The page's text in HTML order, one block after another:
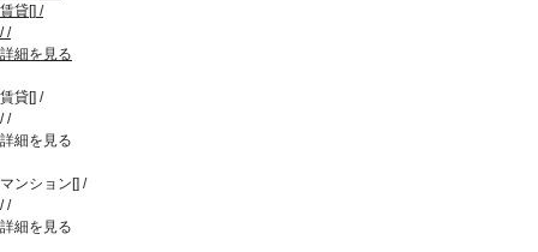
賃貸[] /
//
詳細を見る
賃貸[] /
//
詳細を見る
マンション [] /
//
詳細を見る